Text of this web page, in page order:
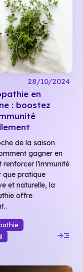
28/10/2024
en
: boostez
de la saison
gagner en
renforcer l’immunité
que pratique
et naturelle, la
offre
read_more